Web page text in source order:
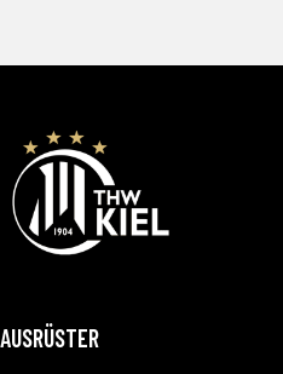
AUSRÜSTER